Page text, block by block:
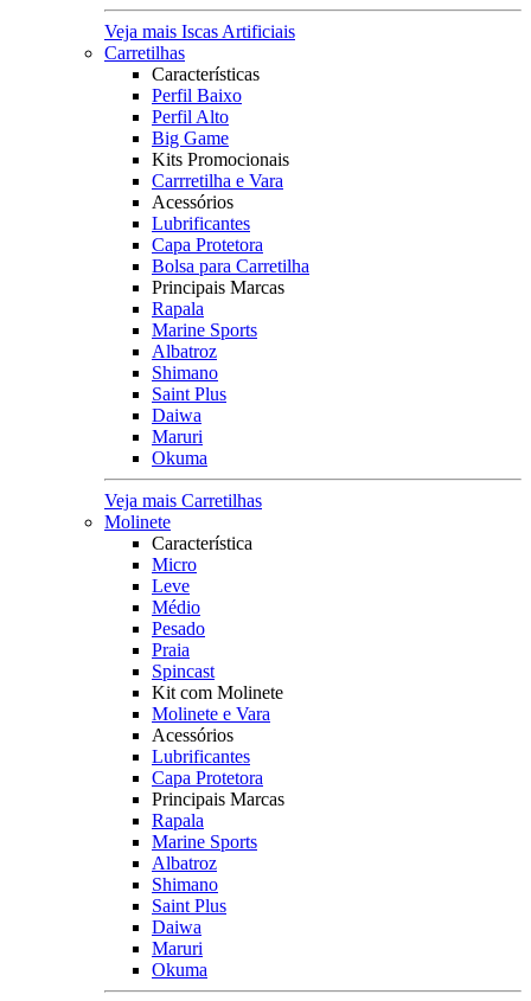
Veja mais Iscas Artificiais
Carretilhas
Características
Perfil Baixo
Perfil Alto
Big Game
Kits Promocionais
Carrretilha e Vara
Acessórios
Lubrificantes
Capa Protetora
Bolsa para Carretilha
Principais Marcas
Rapala
Marine Sports
Albatroz
Shimano
Saint Plus
Daiwa
Maruri
Okuma
Veja mais Carretilhas
Molinete
Característica
Micro
Leve
Médio
Pesado
Praia
Spincast
Kit com Molinete
Molinete e Vara
Acessórios
Lubrificantes
Capa Protetora
Principais Marcas
Rapala
Marine Sports
Albatroz
Shimano
Saint Plus
Daiwa
Maruri
Okuma